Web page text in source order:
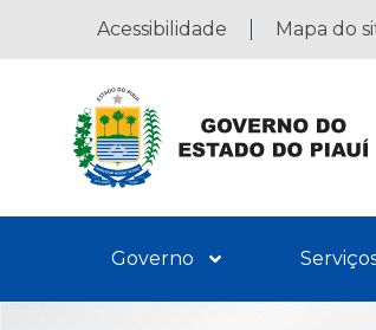
Acessibilidade Mapa do
Governo